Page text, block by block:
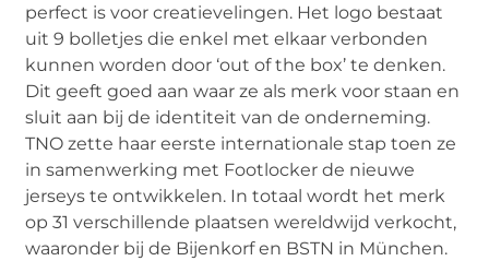
perfect is voor creatievelingen. Het logo bestaat
uit 9 bolletjes die enkel met elkaar verbonden
kunnen worden door ‘out of the box’ te denken.
Dit geeft goed aan waar ze als merk voor staan en
sluit aan bij de identiteit van de onderneming.
TNO zette haar eerste internationale stap toen ze
in samenwerking met Footlocker de nieuwe
jerseys te ontwikkelen. In totaal wordt het merk
op 31 verschillende plaatsen wereldwijd verkocht,
waaronder bij de Bijenkorf en BSTN in München.